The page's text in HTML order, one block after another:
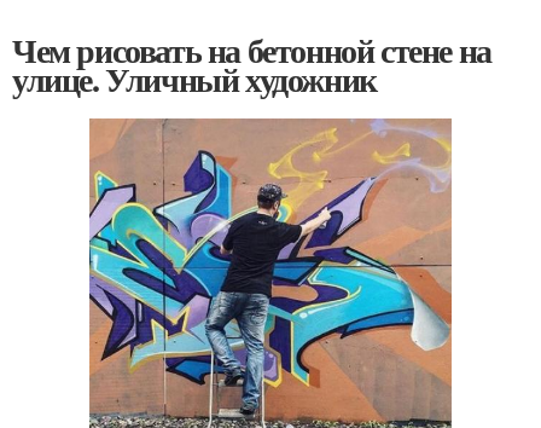
Чем рисовать на бетонной стене на
улице. Уличный художник